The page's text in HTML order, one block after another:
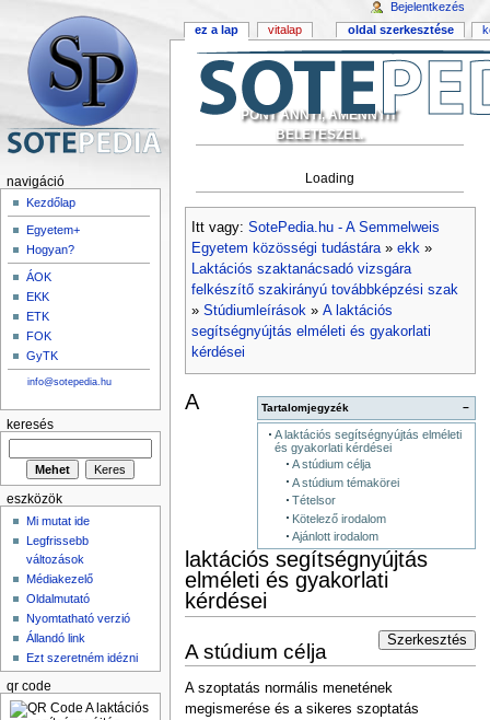
PONT ANNYI, AMENNYIT
BELETESZEL.
Loading
Itt vagy: SotePedia.hu - A Semmelweis
Egyetem közösségi tudástára» ekk»
Laktációs szaktanácsadó vizsgára
felkészítő szakirányú továbbképzési szak
» Stúdiumleírások» A laktációs
segítségnyújtás elméleti és gyakorlati
kérdései
−
Tartalomjegyzék
A laktációs segítségnyújtás elméleti
és gyakorlati kérdései
A stúdium célja
A stúdium témakörei
Tételsor
Kötelező irodalom
Ajánlott irodalom
A
laktációs segítségnyújtás
elméleti és gyakorlati
kérdései
Szerkesztés
A stúdium célja
A szoptatás normális menetének
megismerése és a sikeres szoptatás
ez a lap vitalap oldal szerkesztése
Bejelentkezés
navigáció
Kezdőlap
Egyetem+
Hogyan?
ÁOK
EKK
ETK
FOK
GyTK
info@sotepedia.hu
keresés
eszközök
Mi mutat ide
Legfrissebb
változások
Médiakezelő
Oldalmutató
Nyomtatható verzió
Állandó link
Ezt szeretném idézni
qr code